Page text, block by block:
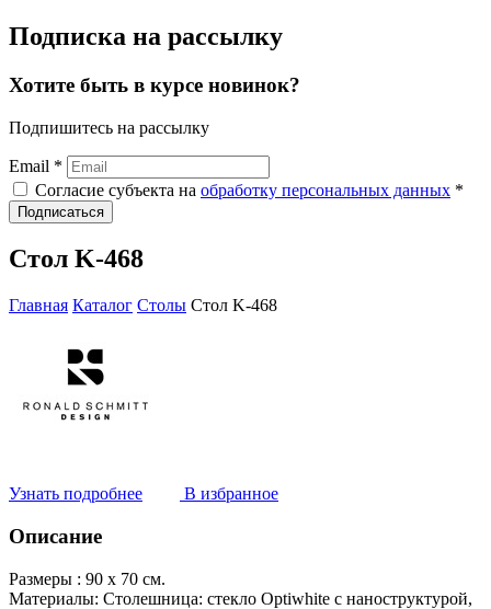
Подписка на рассылку
Хотите быть в курсе новинок?
Подпишитесь на рассылку
Email *
Согласие субъекта на обработку персональных данных *
Подписаться
Стол K-468
Главная Каталог Столы Стол K-468
Узнать подробнее В избранное
Описание
Размеры : 90 x 70 см.
Материалы: Столешница: стекло Optiwhite с наноструктурой,